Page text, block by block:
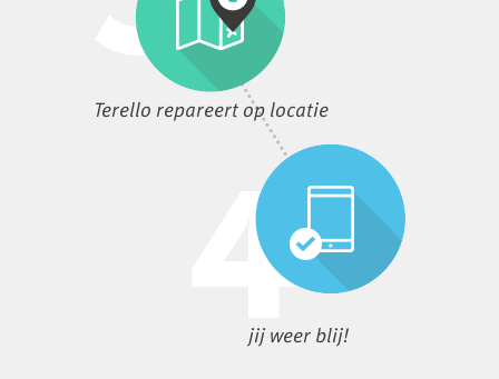
Terello repareert op locatie
jij weer blij!